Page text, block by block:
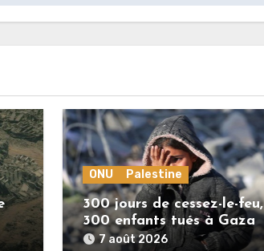
ONU Palestine
300 jours de cessez-le-feu,
300 enfants tués à Gaza
7 août 2026